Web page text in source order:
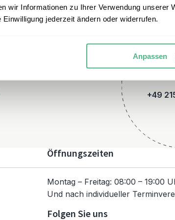
wir Informationen zu Ihrer Verwendung unserer
Einwilligung jederzeit ändern oder widerrufen.
Anpassen
+49
Öffnungszeiten
Montag – Freitag: 08:00 – 19:00
Und nach individueller
Folgen Sie uns